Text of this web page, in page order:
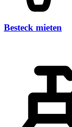
Besteck mieten